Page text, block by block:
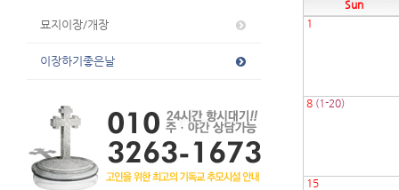
묘지이장/개장
이장하기좋은날
Sun
1
8 (1-20)
15